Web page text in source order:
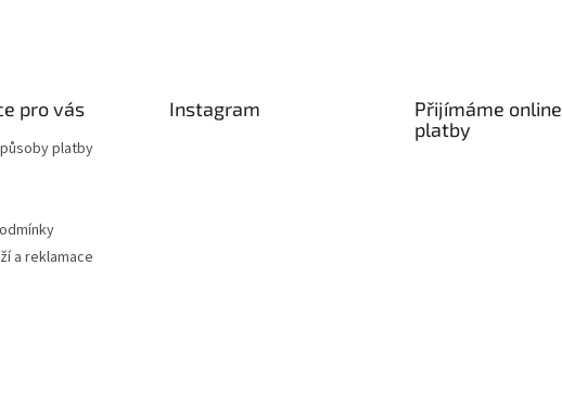
r
pro vás
platby
a reklamace
Instagram
Přijímáme online
platby